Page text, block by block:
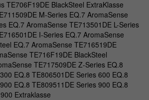
TE706F19DE BlackSteel ExtraKlasse
M-Series EQ.7 AromaSense
EQ.7 AromaSense TE713501DE L-Series
I-Series EQ.7 AromaSense
EQ.7 AromaSense TE716519DE
TE716F19DE BlackSteel
TE717509DE Z-Series EQ.8
EQ.8 TE806501DE Series 600 EQ.8
EQ.8 TE809511DE Series 900 EQ.8
Extraklasse